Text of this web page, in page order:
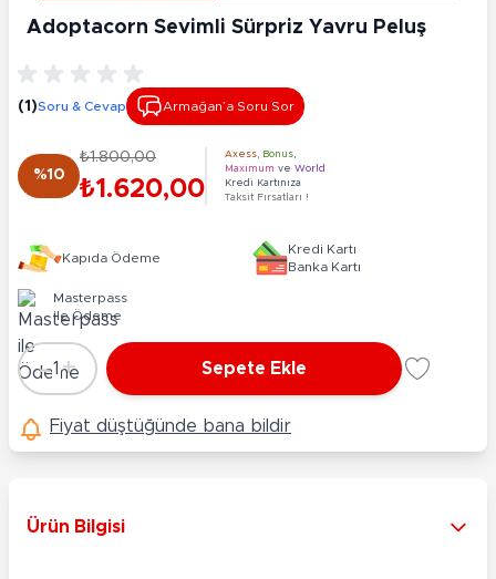
Adoptacorn Sevimli Sürpriz Yavru Peluş
(1)Soru & Cevap Armağan’a Soru Sor
%10
₺1.800,00
₺1.620,00
Axess Bonus
Maximum ve World
Kredi Kartınıza
Taksit Fırsatları !
Kapıda Ödeme
Kredi Kartı
Banka Kartı
Masterpass
ile Ödeme
Adet
-1 + Sepete Ekle
Fiyat düştüğünde bana bildir
Ürün Bilgisi